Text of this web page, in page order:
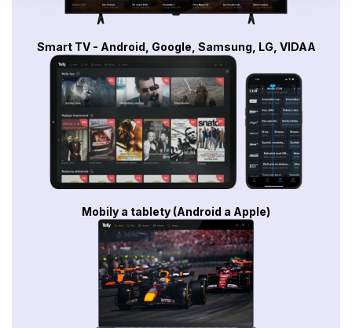
Smart TV - Android, Google, Samsung, LG, VIDAA
Mobily a tablety (Android a Apple)